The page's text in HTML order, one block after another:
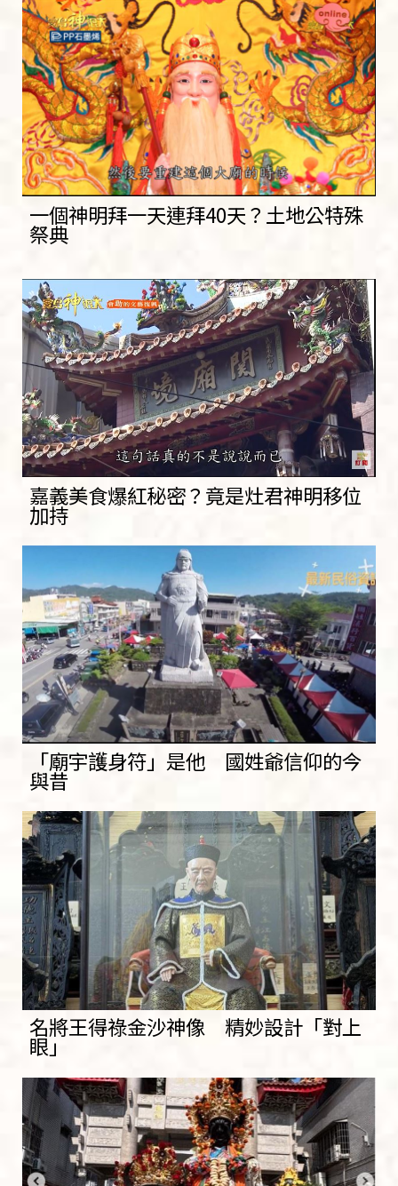
一個神明拜一天連拜40天？土地公特殊
祭典
嘉義美食爆紅秘密？竟是灶君神明移位
加持
「廟宇護身符」是他 國姓爺信仰的今
與昔
名將王得祿金沙神像 精妙設計「對上
眼」